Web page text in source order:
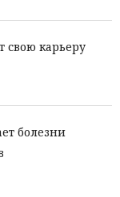
свою карьеру
болезни